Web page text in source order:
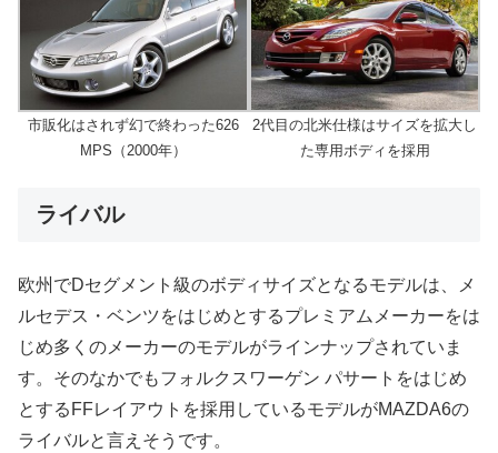
市販化はされず幻で終わった626
MPS（2000年）
2代目の北米仕様はサイズを拡大し
た専用ボディを採用
ライバル
欧州でDセグメント級のボディサイズとなるモデルは、メ
ルセデス・ベンツをはじめとするプレミアムメーカーをは
じめ多くのメーカーのモデルがラインナップされていま
す。そのなかでもフォルクスワーゲン パサートをはじめ
とするFFレイアウトを採用しているモデルがMAZDA6の
ライバルと言えそうです。